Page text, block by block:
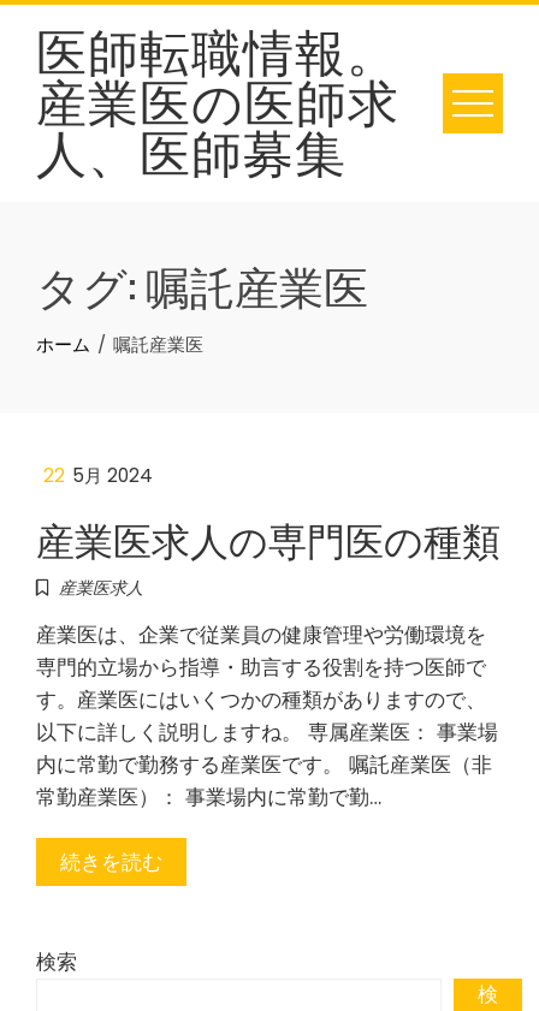
Skip
content医師転職情報。
産業医の医師求
人、医師募集
タグ:嘱託産業医
ホーム 嘱託産業医
22 5月 2024
産業医求人の専門医の種類
産業医求人
産業医は、企業で従業員の健康管理や労働環境を
専門的立場から指導・助言する役割を持つ医師で
す。産業医にはいくつかの種類がありますので、
以下に詳しく説明しますね。 専属産業医： 事業場
内に常勤で勤務する産業医です。 嘱託産業医（非
常勤産業医）： 事業場内に常勤で勤…
続きを読む
検索
検